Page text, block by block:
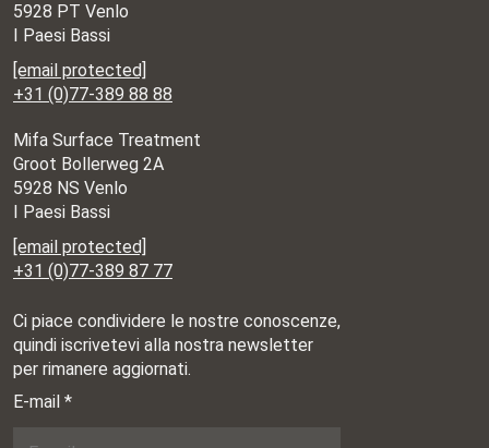
5928 PT Venlo
I Paesi Bassi
[email protected]
+31 (0)77-389 88 88
Mifa Surface Treatment
Groot Bollerweg 2A
5928 NS Venlo
I Paesi Bassi
[email protected]
+31 (0)77-389 87 77